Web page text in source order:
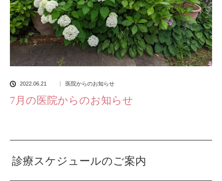
2022.06.21 医院からのお知らせ
7月の医院からのお知らせ
診療スケジュールのご案内